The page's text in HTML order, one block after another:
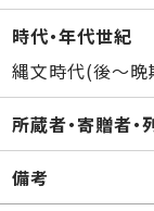
時代・年代世紀
縄文時代(後～晩
所蔵者・寄贈者・
備考